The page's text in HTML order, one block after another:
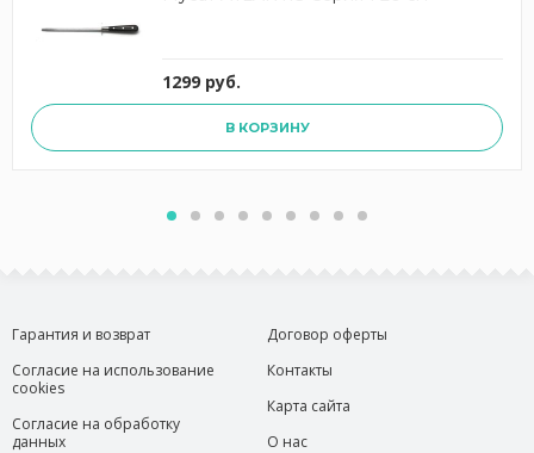
1299 руб.
В КОРЗИНУ
Гарантия и возврат
Согласие на использование
cookies
Согласие на обработку
данных
Договор оферты
Контакты
Карта сайта
О нас